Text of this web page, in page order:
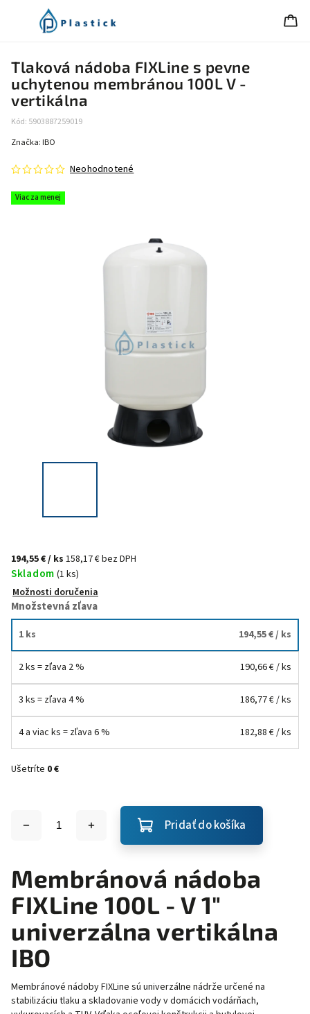
Tlaková nádoba FIXLine s pevne
uchytenou membránou 100L V -
vertikálna
Kód: 5903887259019
Viac za menej
Neohodnotené
Značka: IBO
194,55 €/ ks 158,17 € bez DPH
Skladom (1 ks)
Možnosti doručenia
Množstevná zľava
1 ks 194,55 €/ ks
2 ks = zľava 2 % 190,66 €/ ks
3 ks = zľava 4 % 186,77 €/ ks
4 a viac ks = zľava 6 % 182,88 €/ ks
Ušetríte 0 €
Pridať do košíka
Membránová nádoba
FIXLine 100L - V 1"
univerzálna vertikálna
IBO
Membránové nádoby FIXLine sú univerzálne nádrže určené na
stabilizáciu tlaku a skladovanie vody v domácich vodárňach,